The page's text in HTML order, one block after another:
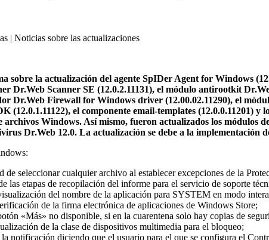
| Noticias sobre las actualizaciones
sobre la actualización del agente SpIDer Agent for Windows
Dr.Web Scanner SE (12.0.2.11131), el módulo antirootkit
Dr.Web Firewall for Windows driver (12.00.02.11290), el
(12.0.1.11122), el componente email-templates (12.0.0.11201)
archivos Windows. Así mismo, fueron actualizados los
Dr.Web 12.0. La actualización se debe a la implementación
de seleccionar cualquier archivo al establecer excepciones de la
las etapas de recopilación del informe para el servicio de soporte
del nombre de la aplicación para SYSTEM en modo
de la firma electrónica de aplicaciones de Windows Store;
«Más» no disponible, si en la cuarentena solo hay copias de
de la clase de dispositivos multimedia para el bloqueo;
notificación diciendo que el usuario para el que se configura el